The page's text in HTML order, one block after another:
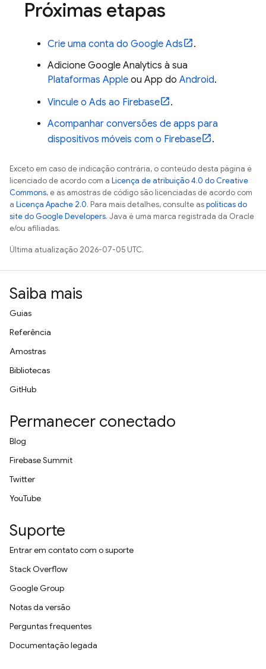
Próximas etapas
Crie uma conta do Google Ads
.
Adicione Google Analytics à sua
Plataformas Apple ou App do Android.
Vincule o Ads ao Firebase
.
Acompanhar conversões de apps para
dispositivos móveis com o Firebase
.
Exceto em caso de indicação contrária, o conteúdo desta página é
licenciado de acordo com a Licença de atribuição 4.0 do Creative
Commons, e as amostras de código são licenciadas de acordo com
a Licença Apache 2.0. Para mais detalhes, consulte aspolíticas do
site do Google Developers. Java é uma marca registrada da Oracle
e/ou afiliadas.
Última atualização 2026-07-05 UTC.
Saiba mais
Guias
Referência
Amostras
Bibliotecas
GitHub
Permanecer conectado
Blog
Firebase Summit
Twitter
YouTube
Suporte
Entrar em contato com o suporte
Stack Overflow
Google Group
Notas da versão
Perguntas frequentes
Documentação legada